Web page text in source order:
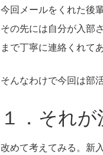
今回メールをくれた後
その先には自分が入部
まで丁寧に連絡くれて
そんなわけで今回は部
１．それが
改めて考えてみる。新